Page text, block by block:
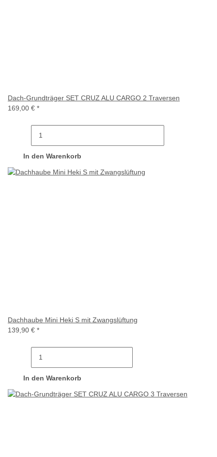
Dach-Grundträger SET CRUZ ALU CARGO 2 Traversen
169,00 € *
In den Warenkorb
Dachhaube Mini Heki S mit Zwangslüftung
139,90 € *
In den Warenkorb